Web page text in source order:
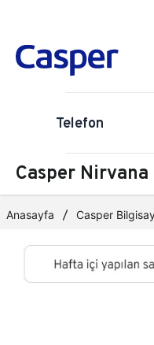
Telefon
Casper
Anasayfa Casper